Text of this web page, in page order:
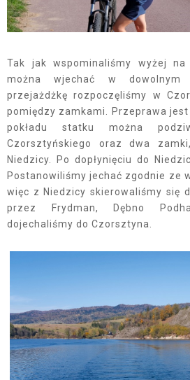
Tak jak wspominaliśmy wyżej
można wjechać w
przejażdżkę rozpoczęliśmy w
pomiędzy zamkami. Przeprawa
pokładu statku można
Czorsztyńskiego oraz dwa
Niedzicy. Po dopłynięciu do
Postanowiliśmy jechać zgodnie ze
więc z Niedzicy skierowaliśmy się
przez Frydman, Dębno
dojechaliśmy do Czorsztyna.